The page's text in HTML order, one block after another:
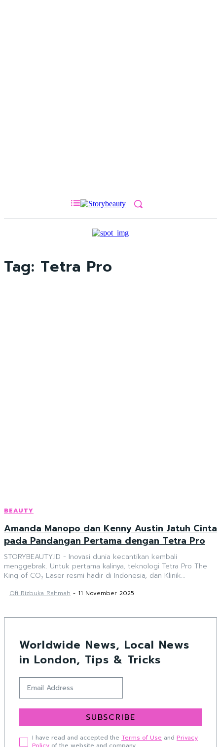
Tag: Tetra Pro
BEAUTY
Amanda Manopo dan Kenny Austin Jatuh Cinta
pada Pandangan Pertama dengan Tetra Pro
STORYBEAUTY.ID - Inovasi dunia kecantikan kembali
menggebrak. Untuk pertama kalinya, teknologi Tetra Pro The
King of CO₂ Laser resmi hadir di Indonesia, dan Klinik...
Ofi Rizbuka Rahmah - 11 November 2025
Worldwide News, Local News
in London, Tips & Tricks
SUBSCRIBE
I have read and accepted the Terms of Use and Privacy